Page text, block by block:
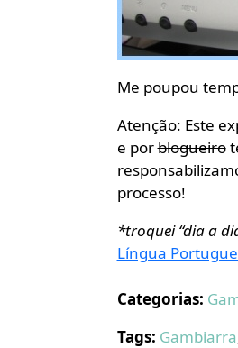
Me poupou
Atenção: Este
e porblogueiro
processo!
*troquei “dia a
Língua
Categorias:
Tags: Gambiarra